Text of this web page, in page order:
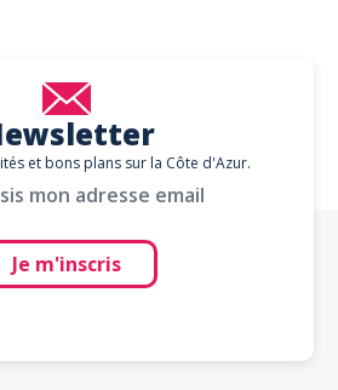
et bons plans sur la Côte d'Azur.
mon adresse email
Je m'inscris